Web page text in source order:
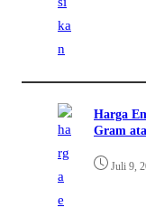
Harga
Gram
Juli 9,